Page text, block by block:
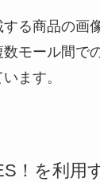
る商品の画
モール間で
ます。
！を利用